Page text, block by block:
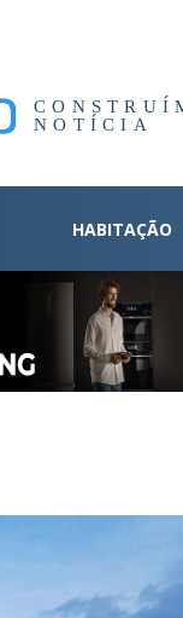
NOTÍCIA
HABITAÇÃO